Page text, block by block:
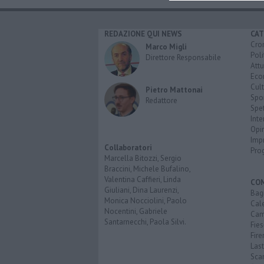
REDAZIONE QUI NEWS
Marco Migli
Direttore Responsabile
Pietro Mattonai
Redattore
Collaboratori
Marcella Bitozzi, Sergio
Braccini, Michele Bufalino,
Valentina Caffieri, Linda
Giuliani, Dina Laurenzi,
Monica Nocciolini, Paolo
Nocentini, Gabriele
Santarnecchi, Paola Silvi.